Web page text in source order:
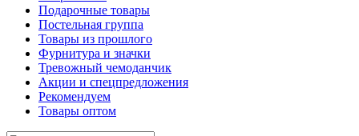
Подарочные товары
Постельная группа
Товары из прошлого
Фурнитура и значки
Тревожный чемоданчик
Акции и спецпредложения
Рекомендуем
Товары оптом